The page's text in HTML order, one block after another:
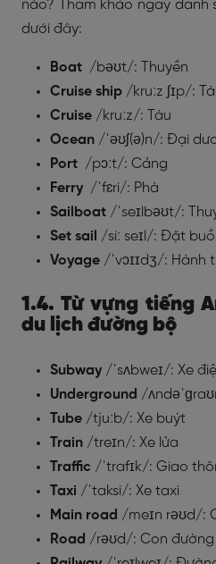
nào? Tham khảo ngay danh
dưới đây:
Boat /bəʊt/: Thuyền
Cruise ship /kruːz ʃɪp/:
Cruise /kruːz/: Tàu
Ocean /ˈəʊʃ(ə)n/: Đại
Port /pɔːt/: Cảng
Ferry /ˈfɛri/: Phà
Sailboat /ˈseɪlbəʊt/:
Set sail /siː seɪl/: Đặt
Voyage /ˈvɔɪɪdʒ/: Hành
1.4. Từ vựng tiếng
du lịch đường bộ
Subway /ˈsʌbweɪ/: Xe
Underground /
Tube /tjuːb/: Xe buýt
Train /treɪn/: Xe lửa
Traffic /ˈtrafɪk/: Giao
Taxi /ˈtaksi/: Xe taxi
Main road /meɪn rəʊd/:
Road /rəʊd/: Con đường